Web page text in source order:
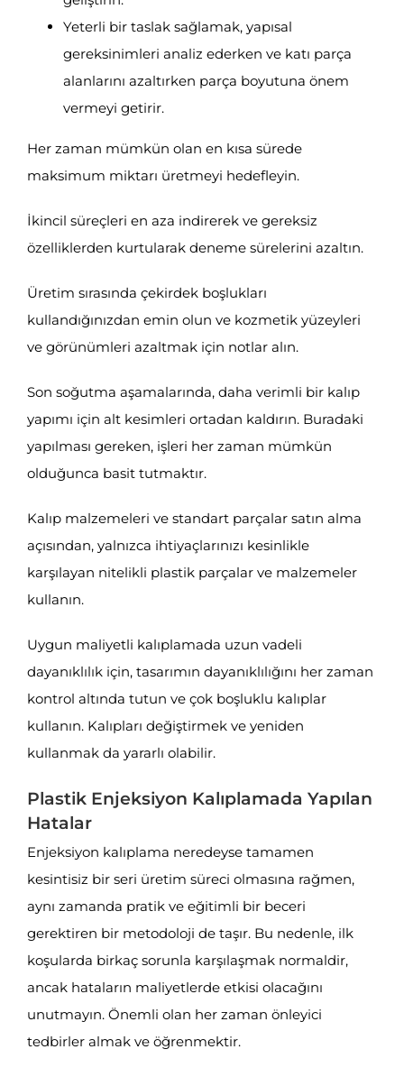
Yeterli bir taslak sağlamak, yapısal
gereksinimleri analiz ederken ve katı parça
alanlarını azaltırken parça boyutuna önem
vermeyi getirir.
Her zaman mümkün olan en kısa sürede
maksimum miktarı üretmeyi hedefleyin.
İkincil süreçleri en aza indirerek ve gereksiz
özelliklerden kurtularak deneme sürelerini azaltın.
Üretim sırasında çekirdek boşlukları
kullandığınızdan emin olun ve kozmetik yüzeyleri
ve görünümleri azaltmak için notlar alın.
Son soğutma aşamalarında, daha verimli bir kalıp
yapımı için alt kesimleri ortadan kaldırın. Buradaki
yapılması gereken, işleri her zaman mümkün
olduğunca basit tutmaktır.
Kalıp malzemeleri ve standart parçalar satın alma
açısından, yalnızca ihtiyaçlarınızı kesinlikle
karşılayan nitelikli plastik parçalar ve malzemeler
kullanın.
Uygun maliyetli kalıplamada uzun vadeli
dayanıklılık için, tasarımın dayanıklılığını her zaman
kontrol altında tutun ve çok boşluklu kalıplar
kullanın. Kalıpları değiştirmek ve yeniden
kullanmak da yararlı olabilir.
Plastik Enjeksiyon Kalıplamada Yapılan
Hatalar
Enjeksiyon kalıplama neredeyse tamamen
kesintisiz bir seri üretim süreci olmasına rağmen,
aynı zamanda pratik ve eğitimli bir beceri
gerektiren bir metodoloji de taşır. Bu nedenle, ilk
koşularda birkaç sorunla karşılaşmak normaldir,
ancak hataların maliyetlerde etkisi olacağını
unutmayın. Önemli olan her zaman önleyici
tedbirler almak ve öğrenmektir.